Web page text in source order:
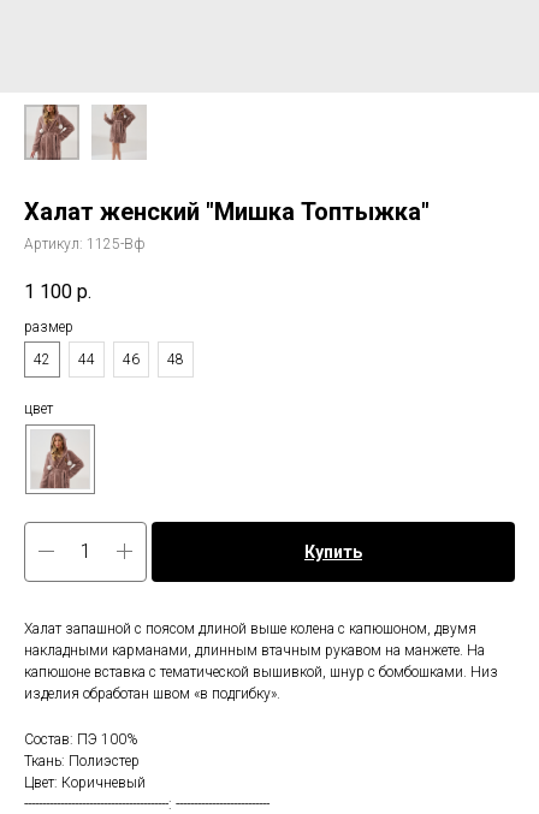
Халат женский "Мишка Топтыжка"
Артикул: 1125-Вф
1 100 р.
размер
42
44 46 48
цвет
Купить
Халат запашной с поясом длиной выше колена с капюшоном, двумя
накладными карманами, длинным втачным рукавом на манжете. На
капюшоне вставка с тематической вышивкой, шнур с бомбошками. Низ
изделия обработан швом «в подгибку».
Состав: ПЭ 100%
Ткань: Полиэстер
Цвет: Коричневый
----------------------------------------: --------------------------